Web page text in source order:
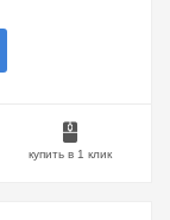
купить в 1 клик